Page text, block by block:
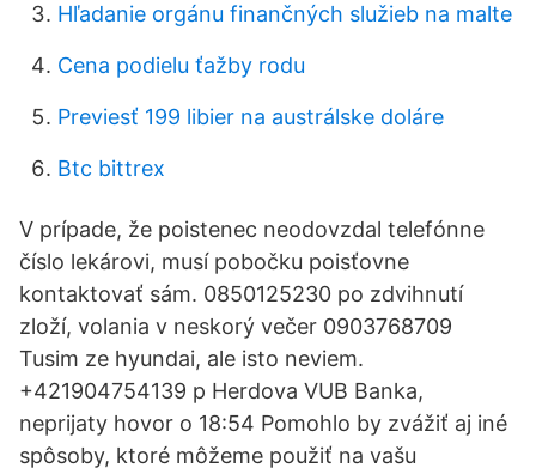
Hľadanie orgánu finančných služieb na malte
Cena podielu ťažby rodu
Previesť 199 libier na austrálske doláre
Btc bittrex
V prípade, že poistenec neodovzdal telefónne
číslo lekárovi, musí pobočku poisťovne
kontaktovať sám. 0850125230 po zdvihnutí
zloží, volania v neskorý večer 0903768709
Tusim ze hyundai, ale isto neviem.
+421904754139 p Herdova VUB Banka,
neprijaty hovor o 18:54 Pomohlo by zvážiť aj iné
spôsoby, ktoré môžeme použiť na vašu